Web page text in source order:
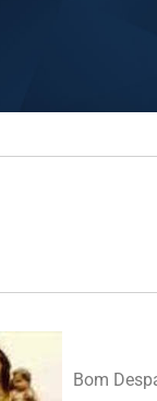
Bom